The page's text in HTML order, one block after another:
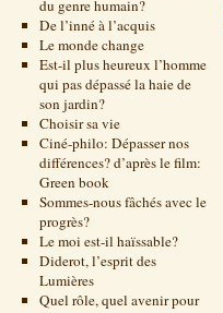
du genre humain?
De l’inné à l’acquis
Le monde change
Est-il plus heureux l’homme
qui pas dépassé la haie de
son jardin?
Choisir sa vie
Ciné-philo: Dépasser nos
différences? d’après le film:
Green book
Sommes-nous fâchés avec le
progrès?
Le moi est-il haïssable?
Diderot, l’esprit des
Lumières
Quel rôle, quel avenir pour